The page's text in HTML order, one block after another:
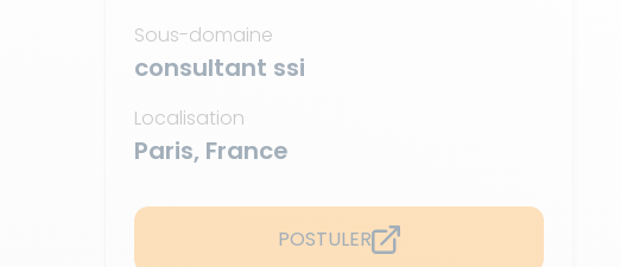
Sous-domaine
consultant ssi
Localisation
Paris, France
POSTULER